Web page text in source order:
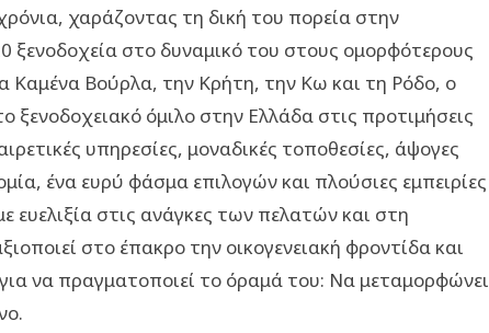
χαράζοντας τη δική του πορεία στην
ξενοδοχεία στο δυναμικό του στους ομορφότερους
Βούρλα, την Κρήτη, την Κω και τη Ρόδο, ο
ξενοδοχειακό όμιλο στην Ελλάδα στις προτιμήσεις
υπηρεσίες, μοναδικές τοποθεσίες, άψογες
ένα ευρύ φάσμα επιλογών και πλούσιες εμπειρίες
ευελιξία στις ανάγκες των πελατών και στη
στο έπακρο την οικογενειακή φροντίδα και
να πραγματοποιεί το όραμά του: Να μεταμορφώνει